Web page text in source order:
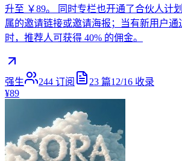
升至 ￥89。 同时专栏也开通了合伙人计
属的邀请链接或邀请海报；当有新用户通
时，推荐人可获得 40% 的佣金。
强生 244 订阅 23 篇12/16 收录
¥89